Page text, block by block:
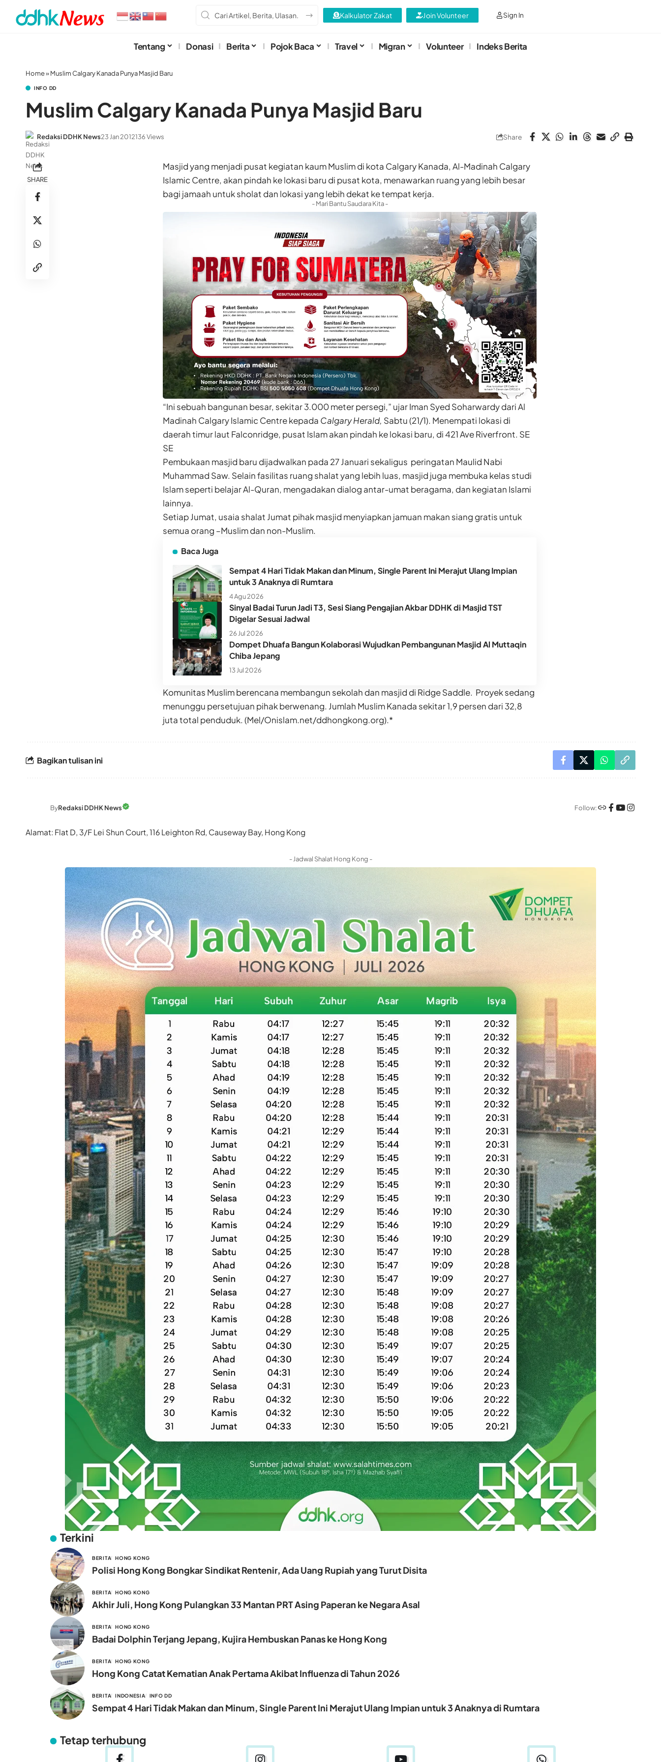
Sign In
Kalkulator Zakat Join Volunteer
Tentang Donasi Berita Pojok Baca Travel Migran Volunteer Indeks Berita
Home»Muslim Calgary Kanada Punya Masjid Baru
INFO DD
Muslim Calgary Kanada Punya Masjid Baru
Redaksi DDHK News23 Jan 2012136 Views Share
SHARE
Masjid yang menjadi pusat kegiatan kaum Muslim di kota Calgary Kanada, Al-Madinah Calgary
Islamic Centre, akan pindah ke lokasi baru di pusat kota, menawarkan ruang yang lebih besar
bagi jamaah untuk sholat dan lokasi yang lebih dekat ke tempat kerja.
- Mari Bantu Saudara Kita -
“Ini sebuah bangunan besar, sekitar 3.000 meter persegi,” ujar Iman Syed Soharwardy dari Al
Madinah Calgary Islamic Centre kepada Calgary Herald, Sabtu (21/1). Menempati lokasi di
daerah timur laut Falconridge, pusat Islam akan pindah ke lokasi baru, di 421 Ave Riverfront. SE
SE
Pembukaan masjid baru dijadwalkan pada 27 Januari sekaligus peringatan Maulid Nabi
Muhammad Saw. Selain fasilitas ruang shalat yang lebih luas, masjid juga membuka kelas studi
Islam seperti belajar Al-Quran, mengadakan dialog antar-umat beragama, dan kegiatan Islami
lainnya.
Setiap Jumat, usaia shalat Jumat pihak masjid menyiapkan jamuan makan siang gratis untuk
semua orang –Muslim dan non-Muslim.
Baca Juga
Sempat 4 Hari Tidak Makan dan Minum, Single Parent Ini Merajut Ulang Impian
untuk 3 Anaknya di Rumtara
4 Agu 2026
Sinyal Badai Turun Jadi T3, Sesi Siang Pengajian Akbar DDHK di Masjid TST
Digelar Sesuai Jadwal
26 Jul 2026
Dompet Dhuafa Bangun Kolaborasi Wujudkan Pembangunan Masjid Al Muttaqin
Chiba Jepang
13 Jul 2026
Komunitas Muslim berencana membangun sekolah dan masjid di Ridge Saddle. Proyek sedang
menunggu persetujuan pihak berwenang. Jumlah Muslim Kanada sekitar 1,9 persen dari 32,8
juta total penduduk. (Mel/Onislam.net/ddhongkong.org).*
Bagikan tulisan ini
ByRedaksi DDHK News Follow:
Alamat: Flat D, 3/F Lei Shun Court, 116 Leighton Rd, Causeway Bay, Hong Kong
- Jadwal Shalat Hong Kong -
Terkini
BERITA HONG KONG
Polisi Hong Kong Bongkar Sindikat Rentenir, Ada Uang Rupiah yang Turut Disita
BERITA HONG KONG
Akhir Juli, Hong Kong Pulangkan 33 Mantan PRT Asing Paperan ke Negara Asal
BERITA HONG KONG
Badai Dolphin Terjang Jepang, Kujira Hembuskan Panas ke Hong Kong
BERITA HONG KONG
Hong Kong Catat Kematian Anak Pertama Akibat Influenza di Tahun 2026
BERITA INDONESIA INFO DD
Sempat 4 Hari Tidak Makan dan Minum, Single Parent Ini Merajut Ulang Impian untuk 3 Anaknya di Rumtara
Tetap terhubung